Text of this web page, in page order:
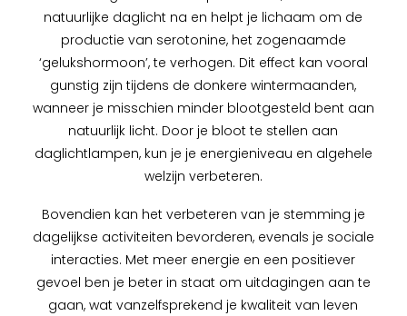
natuurlijke daglicht na en helpt je lichaam om de
productie van serotonine, het zogenaamde
‘gelukshormoon’, te verhogen. Dit effect kan vooral
gunstig zijn tijdens de donkere wintermaanden,
wanneer je misschien minder blootgesteld bent aan
natuurlijk licht. Door je bloot te stellen aan
daglichtlampen, kun je je energieniveau en algehele
welzijn verbeteren.
Bovendien kan het verbeteren van je stemming je
dagelijkse activiteiten bevorderen, evenals je sociale
interacties. Met meer energie en een positiever
gevoel ben je beter in staat om uitdagingen aan te
gaan, wat vanzelfsprekend je kwaliteit van leven